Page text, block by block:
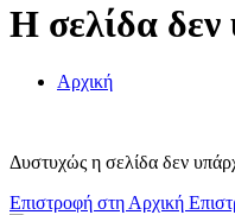
Η σελίδα δεν
Αρχική
Δυστυχώς η σελίδα δεν
Επιστροφή στη Αρχική